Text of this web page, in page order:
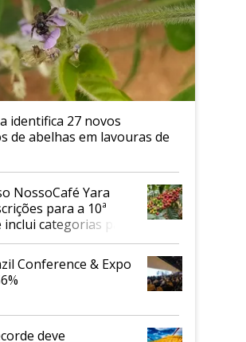
identifica 27 novos
de abelhas em lavouras de
NossoCafé Yara
para a 10ª
inclui categorias para
Conference & Expo
deve